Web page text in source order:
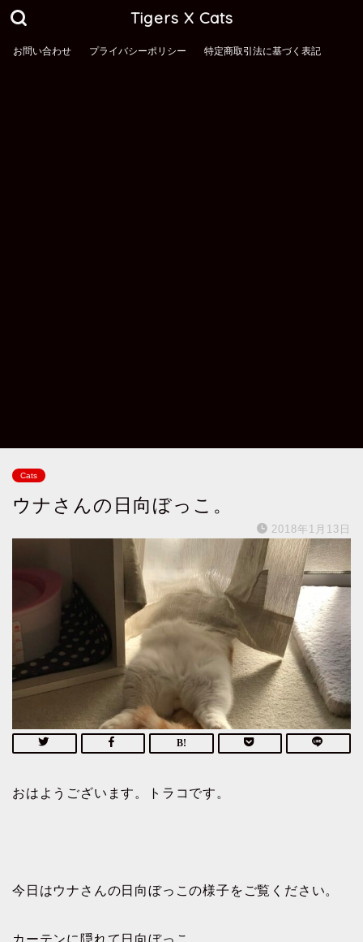
Tigers X Cats
お問い合わせ プライバシーポリシー 特定商取引法に基づく表記
Cats
ウナさんの日向ぼっこ。
2018年1月13日
おはようございます。トラコです。
今日はウナさんの日向ぼっこの様子をご覧ください。